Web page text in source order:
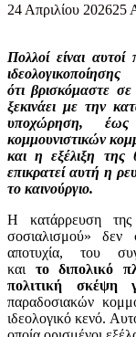
24 Απριλίου 202625
Πολλοί είναι
ότι βρισκόμαστε
ξεκινάει με την
υποχώρηση,
κομμουνιστικών
και η εξέλιξη της
επικρατεί αυτή η
το καινούργιο.
Η κατάρρευση της
σοσιαλισμού»
αποτυχία, του
και το διπολικό
πολιτική σκέψη
παραδοσιακών
ιδεολογικό κενό.